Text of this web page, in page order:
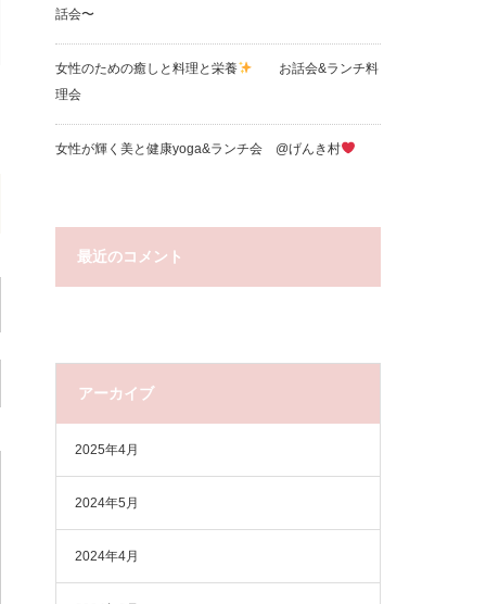
話会〜
女性のための癒しと料理と栄養
お話会&ランチ料
理会
女性が輝く美と健康yoga&ランチ会 @げんき村
最近のコメント
アーカイブ
2025年4月
2024年5月
2024年4月